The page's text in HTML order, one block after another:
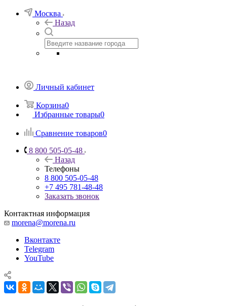
Москва
Назад
Личный кабинет
Корзина0
Избранные товары0
Сравнение товаров0
8 800 505-05-48
Назад
Телефоны
8 800 505-05-48
+7 495 781-48-48
Заказать звонок
Контактная информация
morena@morena.ru
Вконтакте
Telegram
YouTube